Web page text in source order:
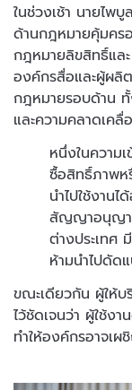
ในช่วงเช้า นายไ
ด้านกฎหมายคุ้มคร
กฎหมายลิขสิทธิ์แล
องค์กรสื่อและผู้ผลิ
กฎหมายรอบด้าน
และความคลาดเค
หนึ่งในความ
ซื้อสิทธิ์ภาพห
นำไปใช้งาน
สัญญาอนุญา
ต่างประเทศ
ห้ามนำไปดัด
ขณะเดียวกัน ผู้ให้บ
ไว้ชัดเจนว่า ผู้ใช้ง
ทำให้องค์กรอาจเ